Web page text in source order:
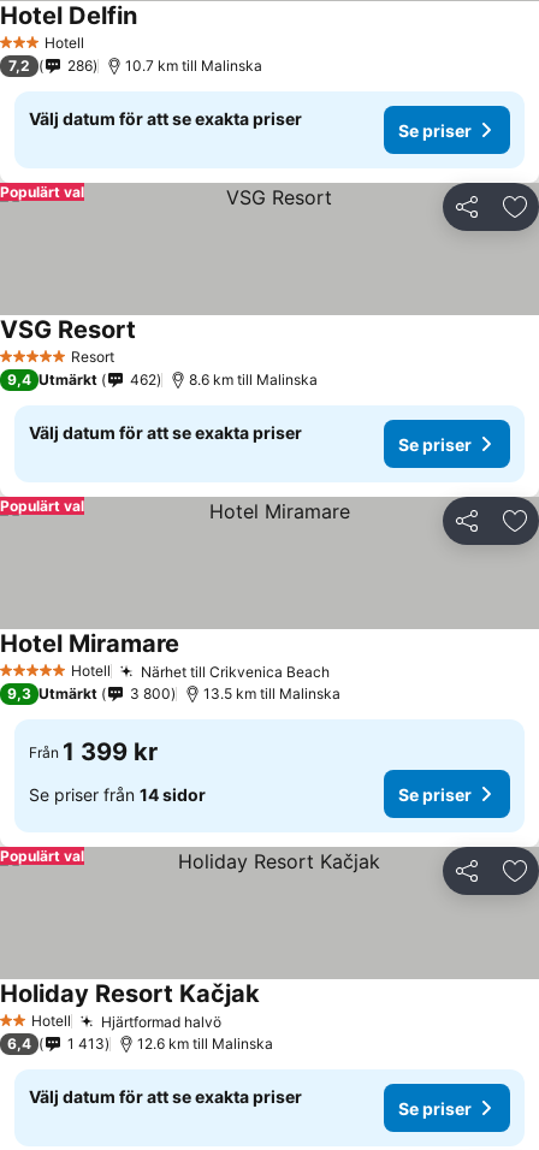
3 StjärnorHotell
Hotel Delfin
7,2 286 10.7 km till Malinska
Välj datum för att se exakta priser
Se priser
Dela
Populärt val
5 Stjärnor Resort
VSG Resort
9,4 Utmärkt 462 8.6 km till Malinska
Välj datum för att se exakta priser
Se priser
Dela
Populärt val
5 Stjärnor Hotell Närhet till Crikvenica Beach
Hotel Miramare
9,3 Utmärkt 3 800 13.5 km till Malinska
Från 1 399 kr
Se priser från 14 sidor Se priser
Dela
Populärt val
2 Stjärnor
Hotell Hjärtformad halvö
Holiday Resort Kačjak
6,4 1 413 12.6 km till Malinska
Välj datum för att se exakta priser
Se priser